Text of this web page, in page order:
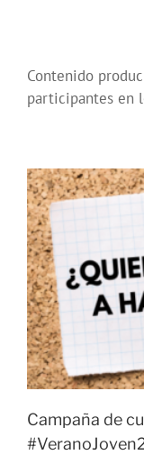
Contenido
participantes en
Campaña de